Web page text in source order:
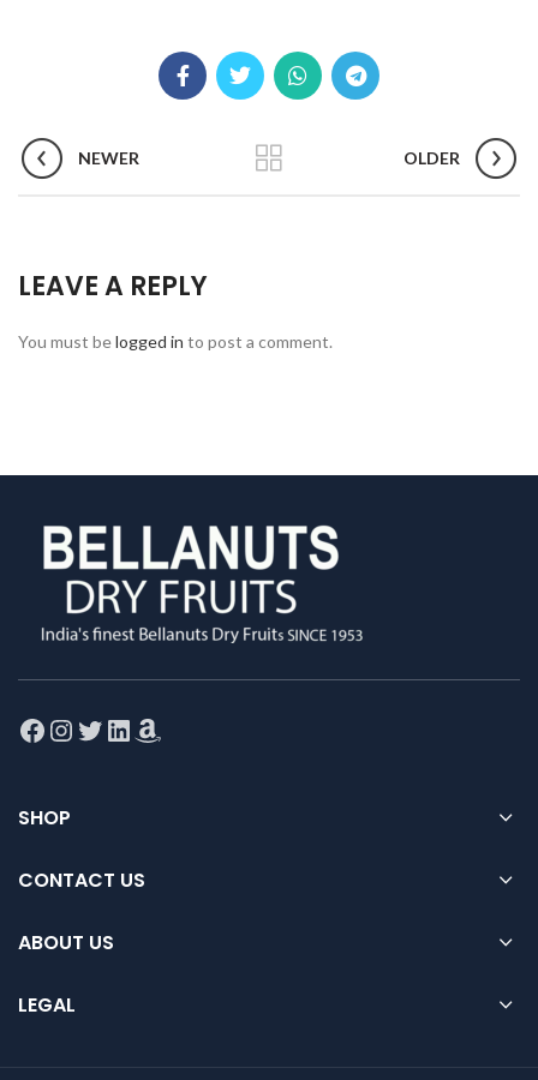
NEWER OLDER
LEAVE A REPLY
You must belogged in to post a comment.
Facebook
Instagram
Twitter
LinkedIn
Amazon
SHOP
CONTACT US
ABOUT US
LEGAL